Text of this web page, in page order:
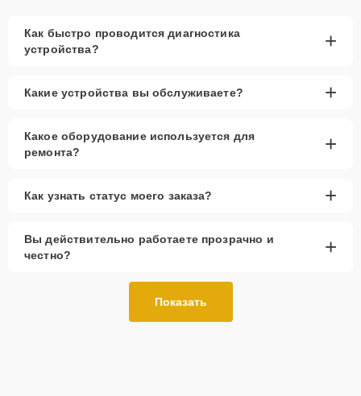
Как быстро проводится диагностика
устройства?
+
Какие устройства вы обслуживаете? +
Какое оборудование используется для
ремонта?
+
Как узнать статус моего заказа? +
Вы действительно работаете прозрачно и
честно?
+
Показать